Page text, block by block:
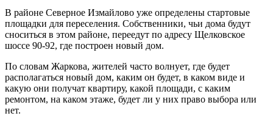
В районе Северное Измайлово уже определены стартовые
площадки для переселения. Собственники, чьи дома будут
сноситься в этом районе, переедут по адресу Щелковское
шоссе 90-92, где построен новый дом.
По словам Жаркова, жителей часто волнует, где будет
располагаться новый дом, каким он будет, в каком виде и
какую они получат квартиру, какой площади, с каким
ремонтом, на каком этаже, будет ли у них право выбора или
нет.